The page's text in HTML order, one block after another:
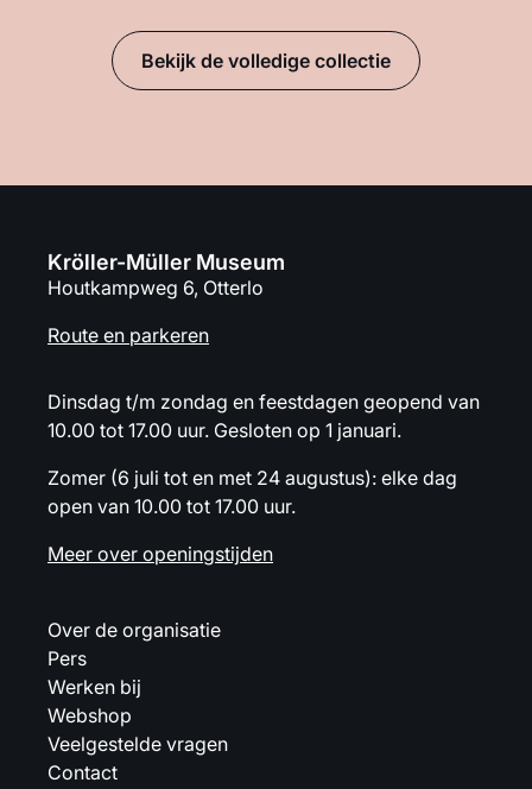
Bekijk de volledige collectie
Kröller-Müller Museum
Houtkampweg 6, Otterlo
Route en parkeren
Dinsdag t/m zondag en feestdagen geopend van
10.00 tot 17.00 uur. Gesloten op 1 januari.
Zomer (6 juli tot en met 24 augustus): elke dag
open van 10.00 tot 17.00 uur.
Meer over openingstijden
Over de organisatie
Pers
Werken bij
Webshop
Veelgestelde vragen
Contact